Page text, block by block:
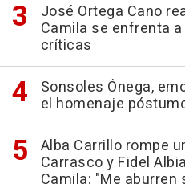
José Ortega Cano
Camila se enfrenta
críticas
Sonsoles Ónega,
el homenaje
Alba Carrillo rompe
Carrasco y Fidel
Camila: "Me aburren